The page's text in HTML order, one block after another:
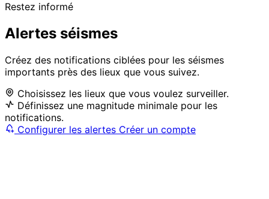
Restez informé
Alertes séismes
Créez des notifications ciblées pour les séismes
importants près des lieux que vous suivez.
Choisissez les lieux que vous voulez surveiller.
Définissez une magnitude minimale pour les
notifications.
Configurer les alertes Créer un compte